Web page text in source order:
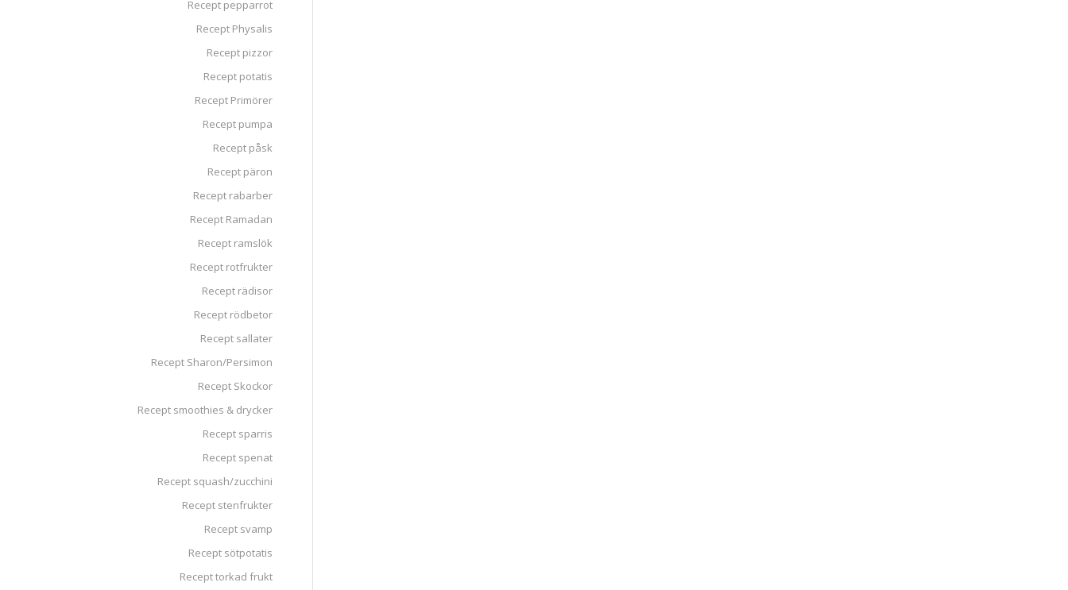
Recept pepparrot
Recept Physalis
Recept pizzor
Recept potatis
Recept Primörer
Recept pumpa
Recept påsk
Recept päron
Recept rabarber
Recept Ramadan
Recept ramslök
Recept rotfrukter
Recept rädisor
Recept rödbetor
Recept sallater
Recept Sharon/Persimon
Recept Skockor
Recept smoothies & drycker
Recept sparris
Recept spenat
Recept squash/zucchini
Recept stenfrukter
Recept svamp
Recept sötpotatis
Recept torkad frukt